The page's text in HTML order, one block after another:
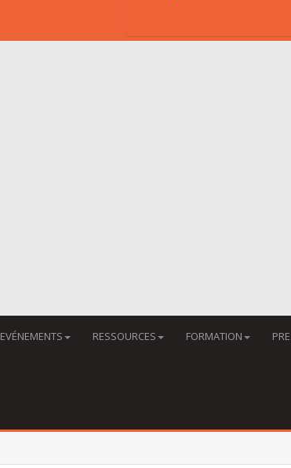
EVÉNEMENTS RESSOURCES FORMATION